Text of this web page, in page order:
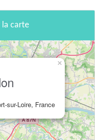
la carte
sur-Loire, France
×